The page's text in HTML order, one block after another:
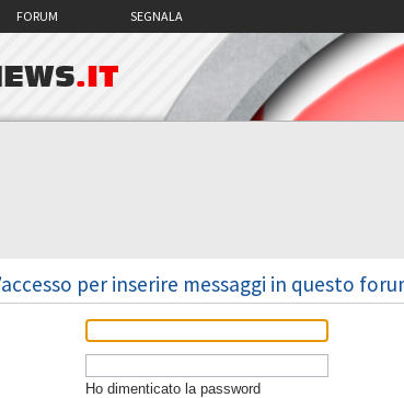
FORUM SEGNALA
.IT
per inserire messaggi in questo
Ho dimenticato la password